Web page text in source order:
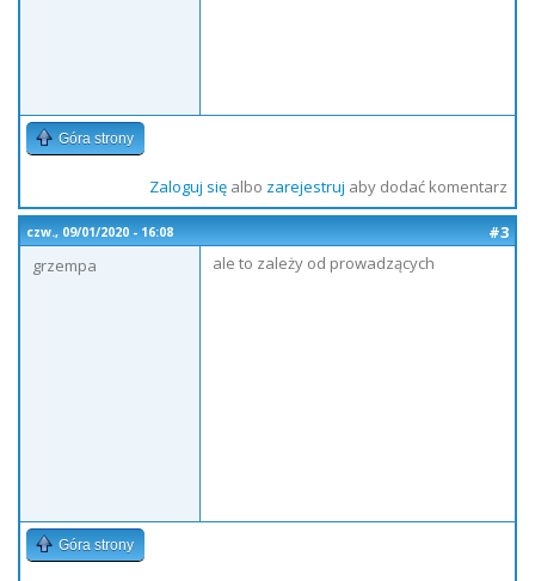
Góra strony
Zaloguj sięalbo zarejestruj aby dodać komentarz
czw., 09/01/2020 - 16:08
#3
grzempa
ale to zależy od prowadzących
Góra strony